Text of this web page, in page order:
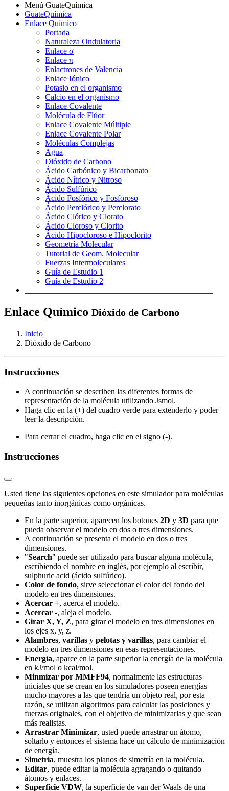
Menú GuateQuímica
GuateQuímica
Enlace Químico
Portada
Naturaleza Ondulatoria
Enlace σ
Enlace π
Enlactrones de Valencia
Enlace Iónico
Potasio en el organismo
Calcio en el organismo
Enlace Covalente
Molécula de Flúor
Enlace Covalente Múltiple
Enlace Covalente Polar
Moléculas Complejas
Agua
Dióxido de Carbono
Ácido Carbónico y Bicarbonato
Ácido Nítrico y Nitroso
Ácido Sulfúrico
Ácido Fosfórico y Fosforoso
Ácido Perclórico y Perclorato
Ácido Clórico y Clorato
Ácido Cloroso y Clorito
Ácido Hipocloroso e Hipoclorito
Geometría Molecular
Tutorial de Geom. Molecular
Fuerzas Intermoleculares
Guía de Estudio 1
Guía de Estudio 2
Enlace Químico Dióxido de Carbono
Inicio
Dióxido de Carbono
Instrucciones
A continuación se describen las diferentes formas de
representación de la molécula utilizando Jsmol.
Haga clic en la (+) del cuadro verde para extenderlo y poder
leer la descripción.
Para cerrar el cuadro, haga clic en el signo (-).
Instrucciones
Usted tiene las siguientes opciones en este simulador para moléculas
pequeñas tanto inorgánicas como orgánicas.
En la parte superior, aparecen los botones 2D y 3D para que
pueda observar el modelo en dos o tres dimensiones.
A continuación se presenta el modelo en dos o tres
dimensiones.
"Search" puede ser utilizado para buscar alguna molécula,
escribiendo el nombre en inglés, por ejemplo al escribir,
sulphuric acid (ácido sulfúrico).
Color de fondo, sirve seleccionar el color del fondo del
modelo en tres dimensiones.
Acercar +, acerca el modelo.
Acercar -, aleja el modelo.
Girar X, Y, Z, para girar el modelo en tres dimensiones en
los ejes x, y, z.
Alambres, varillas y pelotas y varillas, para cambiar el
modelo en tres dimensiones en esas representaciones.
Energía, aparce en la parte superior la energía de la molécula
en kJ/mol o kcal/mol.
Minmizar por MMFF94, normalmente las estructuras
iniciales que se crean en los simuladores poseen energías
mucho mayores a las que tendría un objeto real, por esta
razón, se utilizan algoritmos para calcular las posiciones y
fuerzas originales, con el objetivo de minimizarlas y que sean
más realistas.
Arrastrar Minimizar, usted puede arrastrar un átomo,
soltarlo y entonces el sistema hace un cálculo de minimización
de energía.
Simetría, muestra los planos de simetría en la molécula.
Editar, puede editar la molécula agragando o quitando
átomos y enlaces.
Superficie VDW, la superficie de van der Waals de una